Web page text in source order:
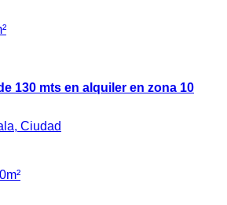
130 mts en alquiler en zona 10
Ciudad
m²